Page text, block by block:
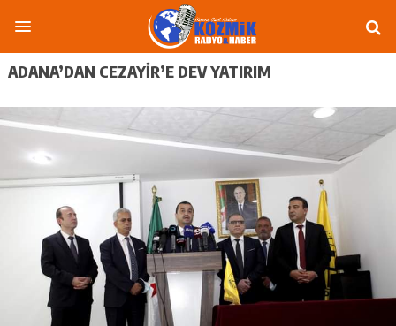
ADANA’DAN CEZAYIR’E DEV YATIRIM